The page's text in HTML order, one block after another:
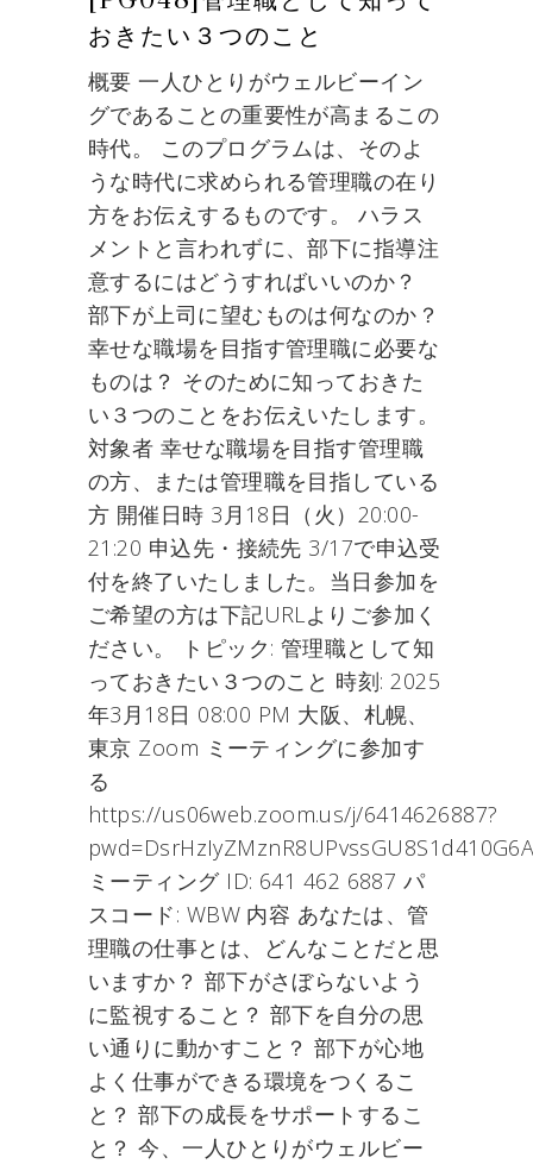
おきたい３つのこと
概要 一人ひとりがウェルビーイン
グであることの重要性が高まるこの
時代。 このプログラムは、そのよ
うな時代に求められる管理職の在り
方をお伝えするものです。 ハラス
メントと言われずに、部下に指導注
意するにはどうすればいいのか？
部下が上司に望むものは何なのか？
幸せな職場を目指す管理職に必要な
ものは？ そのために知っておきた
い３つのことをお伝えいたします。
対象者 幸せな職場を目指す管理職
の方、または管理職を目指している
方 開催日時 3月18日（火）20:00-
21:20 申込先・接続先 3/17で申込受
付を終了いたしました。当日参加を
ご希望の方は下記URLよりご参加く
ださい。 トピック: 管理職として知
っておきたい３つのこと 時刻: 2025
年3月18日 08:00 PM 大阪、札幌、
東京 Zoom ミーティングに参加す
る
https://us06web.zoom.us/j/6414626887?
ミーティング ID: 641 462 6887 パ
スコード: WBW 内容 あなたは、管
理職の仕事とは、どんなことだと思
いますか？ 部下がさぼらないよう
に監視すること？ 部下を自分の思
い通りに動かすこと？ 部下が心地
よく仕事ができる環境をつくるこ
と？ 部下の成長をサポートするこ
と？ 今、一人ひとりがウェルビー